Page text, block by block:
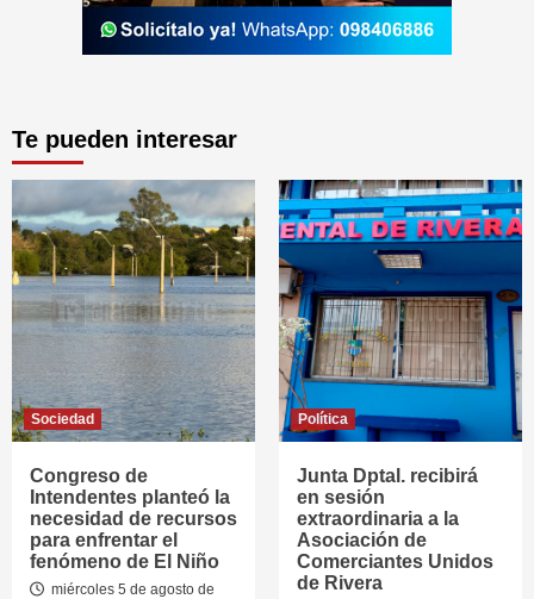
Te pueden interesar
Sociedad
Congreso de
Intendentes planteó la
necesidad de recursos
para enfrentar el
fenómeno de El Niño
miércoles 5 de agosto de
Política
Junta Dptal. recibirá
en sesión
extraordinaria a la
Asociación de
Comerciantes Unidos
de Rivera